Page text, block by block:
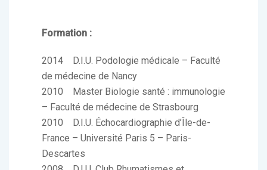
Formation :
2014 D.I.U. Podologie médicale – Faculté
de médecine de Nancy
2010 Master Biologie santé : immunologie
– Faculté de médecine de Strasbourg
2010 D.I.U. Échocardiographie d’Île-de-
France – Université Paris 5 – Paris-
Descartes